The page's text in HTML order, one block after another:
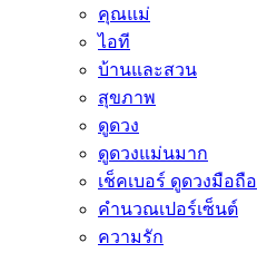
คุณแม่
ไอที
บ้านและสวน
สุขภาพ
ดูดวง
ดูดวงแม่นมาก
เช็คเบอร์ ดูดวงมือถือ
คำนวณเปอร์เซ็นต์
ความรัก